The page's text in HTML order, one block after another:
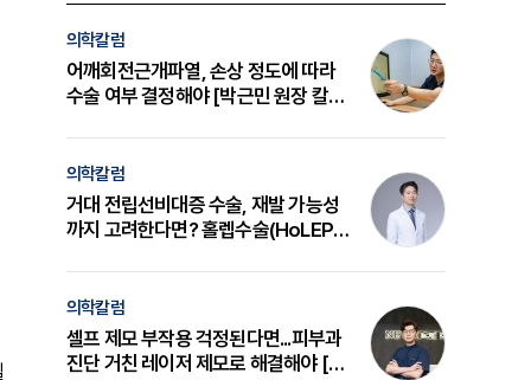
의학칼럼
어깨회전근개파열, 손상 정도에 따라
수술 여부 결정해야 [박근민 원장 칼
의학칼럼
거대 전립선비대증 수술, 재발 가능성
까지 고려한다면? 홀렙수술(HoLEP)
의학칼럼
셀프 제모 부작용 걱정된다면...피부과
진단 거친 레이저 제모로 해결해야 [변